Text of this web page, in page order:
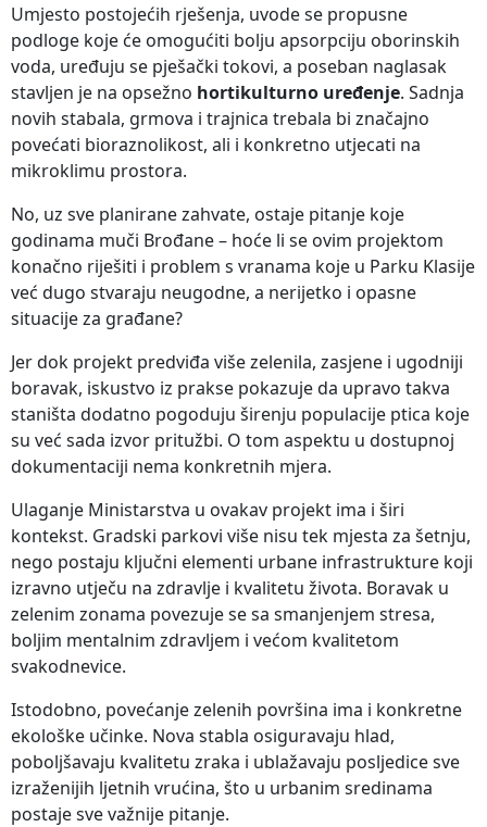
Umjesto postojećih rješenja, uvode se propusne
podloge koje će omogućiti bolju apsorpciju oborinskih
voda, uređuju se pješački tokovi, a poseban naglasak
stavljen je na opsežno hortikulturno uređenje. Sadnja
novih stabala, grmova i trajnica trebala bi značajno
povećati bioraznolikost, ali i konkretno utjecati na
mikroklimu prostora.
No, uz sve planirane zahvate, ostaje pitanje koje
godinama muči Brođane – hoće li se ovim projektom
konačno riješiti i problem s vranama koje u Parku Klasije
već dugo stvaraju neugodne, a nerijetko i opasne
situacije za građane?
Jer dok projekt predviđa više zelenila, zasjene i ugodniji
boravak, iskustvo iz prakse pokazuje da upravo takva
staništa dodatno pogoduju širenju populacije ptica koje
su već sada izvor pritužbi. O tom aspektu u dostupnoj
dokumentaciji nema konkretnih mjera.
Ulaganje Ministarstva u ovakav projekt ima i širi
kontekst. Gradski parkovi više nisu tek mjesta za šetnju,
nego postaju ključni elementi urbane infrastrukture koji
izravno utječu na zdravlje i kvalitetu života. Boravak u
zelenim zonama povezuje se sa smanjenjem stresa,
boljim mentalnim zdravljem i većom kvalitetom
svakodnevice.
Istodobno, povećanje zelenih površina ima i konkretne
ekološke učinke. Nova stabla osiguravaju hlad,
poboljšavaju kvalitetu zraka i ublažavaju posljedice sve
izraženijih ljetnih vrućina, što u urbanim sredinama
postaje sve važnije pitanje.